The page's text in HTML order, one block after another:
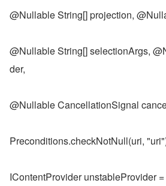
@Nullable String[] projection,
@Nullable String[] selectionArgs,
der,
@Nullable CancellationSignal
Preconditions.checkNotNull(uri,
IContentProvider unstableProvider